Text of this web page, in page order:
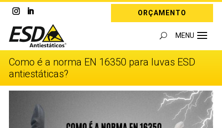
ORÇAMENTO
Como é a norma EN 16350 para luvas ESD
antiestáticas?